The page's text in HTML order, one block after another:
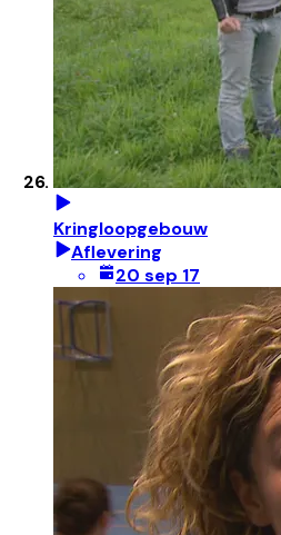
Kringloopgebouw
Aflevering
20 sep 17